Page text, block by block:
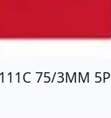
75/3MM 5P